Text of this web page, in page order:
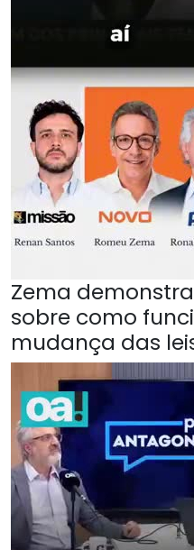
Zema
sobre como
mudança das